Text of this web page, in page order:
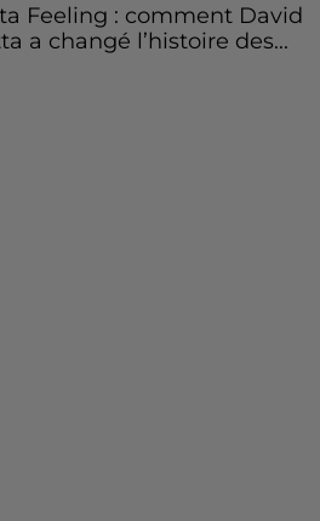
Feeling : comment David
a changé l’histoire des...